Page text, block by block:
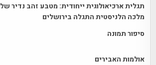
תגלית ארכיאולוגית ייחודית: מטבע זהב נדיר של
מלכה הלניסטית התגלה בירושלים
סיפור תמונה
אולמות האבירים